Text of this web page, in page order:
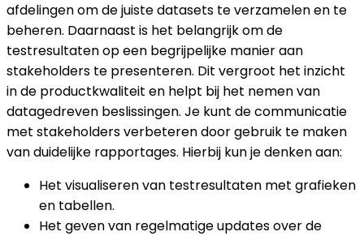
afdelingen om de juiste datasets te verzamelen en te
beheren. Daarnaast is het belangrijk om de
testresultaten op een begrijpelijke manier aan
stakeholders te presenteren. Dit vergroot het inzicht
in de productkwaliteit en helpt bij het nemen van
datagedreven beslissingen. Je kunt de communicatie
met stakeholders verbeteren door gebruik te maken
van duidelijke rapportages. Hierbij kun je denken aan:
Het visualiseren van testresultaten met grafieken
en tabellen.
Het geven van regelmatige updates over de